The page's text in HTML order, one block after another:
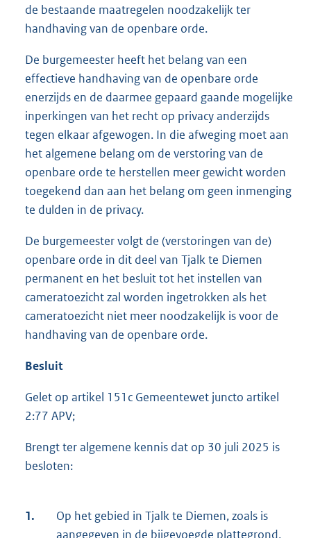
de bestaande maatregelen noodzakelijk ter
handhaving van de openbare orde.
De burgemeester heeft het belang van een
effectieve handhaving van de openbare orde
enerzijds en de daarmee gepaard gaande mogelijke
inperkingen van het recht op privacy anderzijds
tegen elkaar afgewogen. In die afweging moet aan
het algemene belang om de verstoring van de
openbare orde te herstellen meer gewicht worden
toegekend dan aan het belang om geen inmenging
te dulden in de privacy.
De burgemeester volgt de (verstoringen van de)
openbare orde in dit deel van Tjalk te Diemen
permanent en het besluit tot het instellen van
cameratoezicht zal worden ingetrokken als het
cameratoezicht niet meer noodzakelijk is voor de
handhaving van de openbare orde.
Besluit
Gelet op artikel 151c Gemeentewet juncto artikel
2:77 APV;
Brengt ter algemene kennis dat op 30 juli 2025 is
besloten:
1.
Op het gebied in Tjalk te Diemen, zoals is
aangegeven in de bijgevoegde plattegrond,